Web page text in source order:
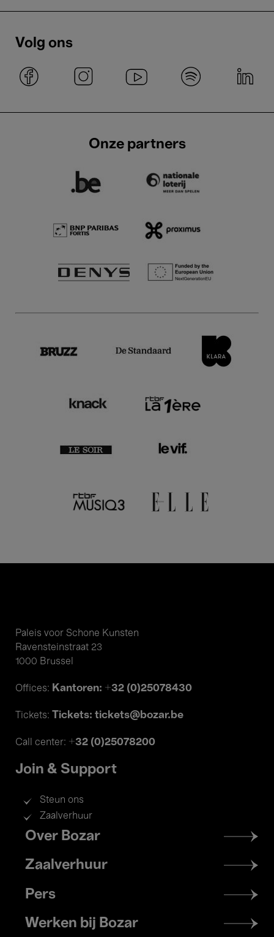
Volg ons
Onze partners
Paleis voor Schone Kunsten
Ravensteinstraat 23
1000 Brussel
Offices: Kantoren: +32 (0)25078430
Tickets: Tickets: tickets@bozar.be
Call center: +32 (0)25078200
Join & Support
Steun ons
Zaalverhuur
Footer
menu
Over Bozar
Zaalverhuur
Pers
Werken bij Bozar